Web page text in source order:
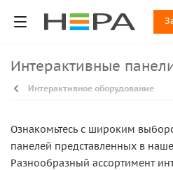
Интерактивные
Интерактивное оборудование
Ознакомьтесь с широким
панелей представленных в
Разнообразный ассортимент